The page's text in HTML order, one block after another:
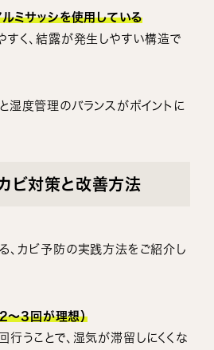
ミサッシを使用している
すく、結露が発生しやすい構造で
湿度管理のバランスがポイントに
ビ対策と改善方法
、カビ予防の実践方法をご紹介し
〜3回が理想）
うことで、湿気が滞留しにくくな